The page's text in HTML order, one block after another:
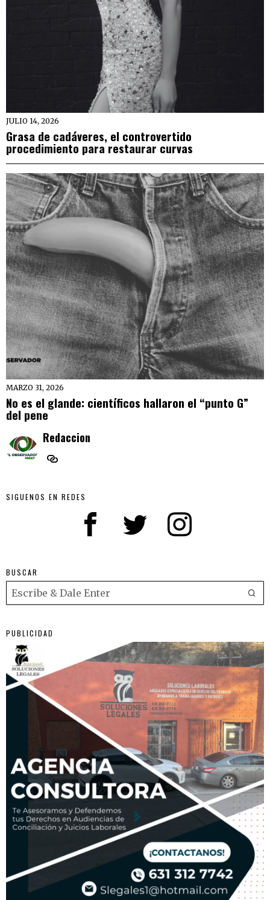
JULIO 14, 2026
Grasa de cadáveres, el controvertido
procedimiento para restaurar curvas
MARZO 31, 2026
No es el glande: científicos hallaron el “punto G”
del pene
Redaccion
SIGUENOS EN REDES
BUSCAR
PUBLICIDAD